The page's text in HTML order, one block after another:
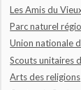
Les Amis du
Parc naturel
Union nationale
Scouts unitaires
Arts des religions